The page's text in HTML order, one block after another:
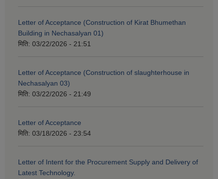
Letter of Acceptance (Construction of Kirat Bhumethan
Building in Nechasalyan 01)
मिति: 03/22/2026 - 21:51
Letter of Acceptance (Construction of slaughterhouse in
Nechasalyan 03)
मिति: 03/22/2026 - 21:49
Letter of Acceptance
मिति: 03/18/2026 - 23:54
Letter of Intent for the Procurement Supply and Delivery of
Latest Technology.